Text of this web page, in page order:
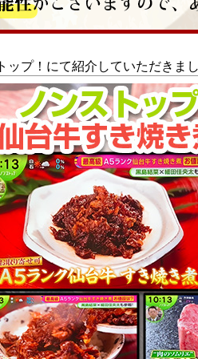
ップ！にて紹介していただきま